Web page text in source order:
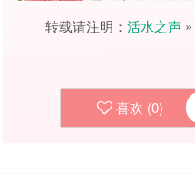
转载请注明： 活水之声 »
喜欢 (0)